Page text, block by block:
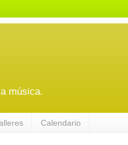
música.
Calendario